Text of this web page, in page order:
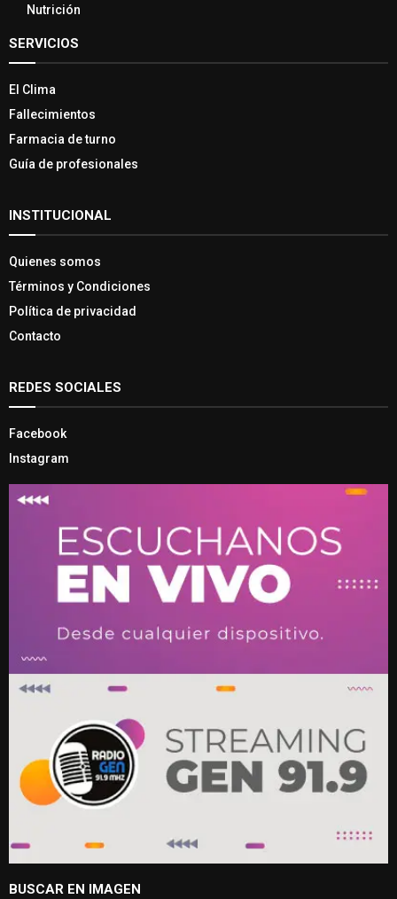
Nutrición
SERVICIOS
El Clima
Fallecimientos
Farmacia de turno
Guía de profesionales
INSTITUCIONAL
Quienes somos
Términos y Condiciones
Política de privacidad
Contacto
REDES SOCIALES
Facebook
Instagram
BUSCAR EN IMAGEN